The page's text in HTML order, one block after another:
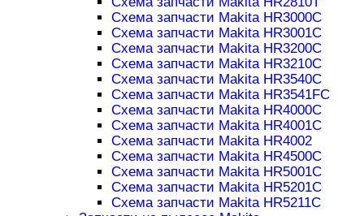
Схема запчасти Makita HR3000C
Схема запчасти Makita HR3001C
Схема запчасти Makita HR3200C
Схема запчасти Makita HR3210C
Схема запчасти Makita HR3540C
Схема запчасти Makita HR3541FC
Схема запчасти Makita HR4000C
Схема запчасти Makita HR4001C
Схема запчасти Makita HR4002
Схема запчасти Makita HR4500C
Схема запчасти Makita HR5001C
Схема запчасти Makita HR5201C
Схема запчасти Makita HR5211C